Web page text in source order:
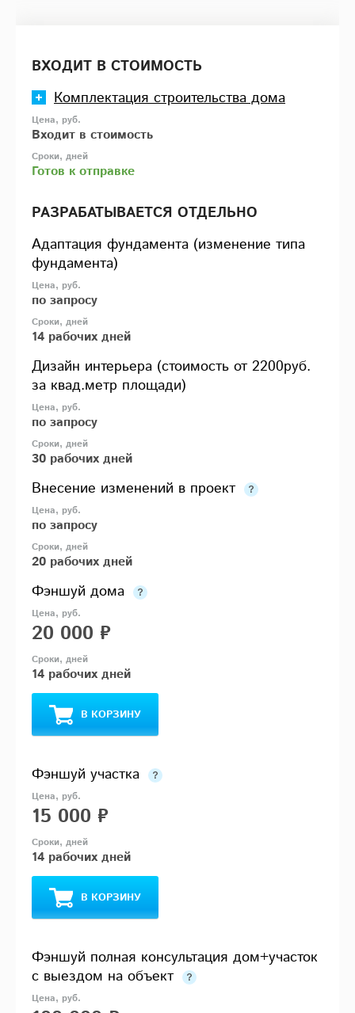
ВХОДИТ В СТОИМОСТЬ
Комплектация строительства дома
Входит в стоимость
Готов к отправке
РАЗРАБАТЫВАЕТСЯ ОТДЕЛЬНО
Адаптация фундамента (изменение типа
фундамента)
по запросу
14 рабочих дней
Дизайн интерьера (стоимость от 2200руб.
за квад.метр площади)
по запросу
30 рабочих дней
Внесение изменений в проект
по запросу
20 рабочих дней
Фэншуй дома
20 000 ₽
14 рабочих дней
В КОРЗИНУ
Фэншуй участка
15 000 ₽
14 рабочих дней
В КОРЗИНУ
Фэншуй полная консультация дом+участок
с выездом на объект